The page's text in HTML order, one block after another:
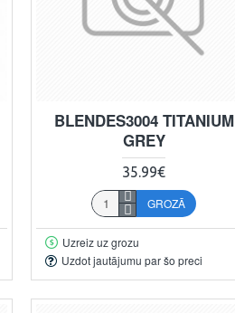
BLENDES3004 TITANIUM
GREY
35.99€
GROZĀ
Uzreiz uz grozu
Uzdot jautājumu par šo preci